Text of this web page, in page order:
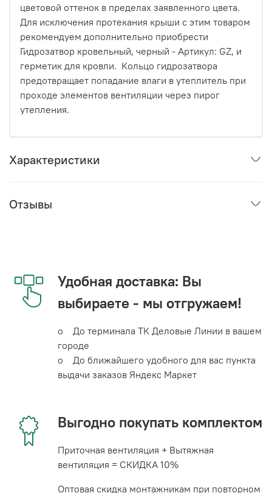
цветовой оттенок в пределах заявленного цвета.
Для исключения протекания крыши с этим товаром
рекомендуем дополнительно приобрести
Гидрозатвор кровельный, черный - Артикул: GZ, и
герметик для кровли. Кольцо гидрозатвора
предотвращает попадание влаги в утеплитель при
проходе элементов вентиляции через пирог
утепления.
Характеристики
Отзывы
Удобная доставка: Вы
выбираете - мы отгружаем!
o До терминала ТК Деловые Линии в вашем
городе
o До ближайшего удобного для вас пункта
выдачи заказов Яндекс Маркет
Выгодно покупать комплектом
Приточная вентиляция + Вытяжная
вентиляция = СКИДКА 10%
Оптовая скидка монтажникам при повторном